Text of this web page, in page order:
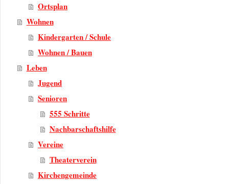
Ortsplan
Wohnen
Kindergarten / Schule
Wohnen / Bauen
Leben
Jugend
Senioren
555 Schritte
Nachbarschaftshilfe
Vereine
Theaterverein
Kirchengemeinde